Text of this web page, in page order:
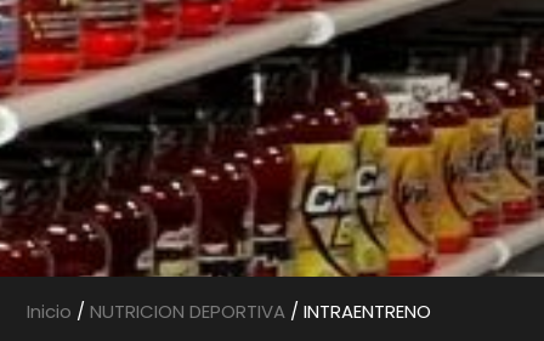
Inicio /NUTRICION DEPORTIVA/ INTRAENTRENO